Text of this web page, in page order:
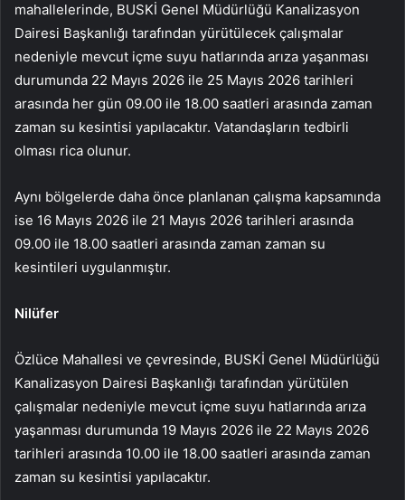
mahallelerinde, BUSKİ Genel Müdürlüğü Kanalizasyon
Dairesi Başkanlığı tarafından yürütülecek çalışmalar
nedeniyle mevcut içme suyu hatlarında arıza yaşanması
durumunda 22 Mayıs 2026 ile 25 Mayıs 2026 tarihleri
arasında her gün 09.00 ile 18.00 saatleri arasında zaman
zaman su kesintisi yapılacaktır. Vatandaşların tedbirli
olması rica olunur.
Aynı bölgelerde daha önce planlanan çalışma kapsamında
ise 16 Mayıs 2026 ile 21 Mayıs 2026 tarihleri arasında
09.00 ile 18.00 saatleri arasında zaman zaman su
kesintileri uygulanmıştır.
Nilüfer
Özlüce Mahallesi ve çevresinde, BUSKİ Genel Müdürlüğü
Kanalizasyon Dairesi Başkanlığı tarafından yürütülen
çalışmalar nedeniyle mevcut içme suyu hatlarında arıza
yaşanması durumunda 19 Mayıs 2026 ile 22 Mayıs 2026
tarihleri arasında 10.00 ile 18.00 saatleri arasında zaman
zaman su kesintisi yapılacaktır.